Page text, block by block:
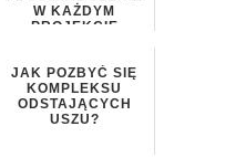
W KAŻDYM
PROJEKCIE
JAK POZBYĆ SIĘ
KOMPLEKSU
ODSTAJĄCYCH
USZU?